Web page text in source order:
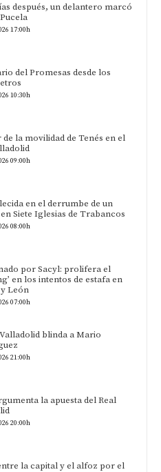
después, un delantero marcó
17:00h
del Promesas desde los
10:30h
la movilidad de Tenés en el
09:00h
en el derrumbe de un
Siete Iglesias de Trabancos
08:00h
por Sacyl: prolifera el
en los intentos de estafa en
León
07:00h
blinda a Mario
21:00h
la apuesta del Real
20:00h
la capital y el alfoz por el